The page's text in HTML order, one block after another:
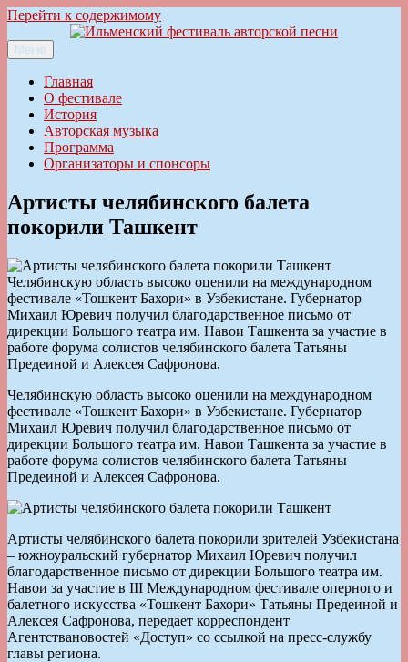
Перейти к содержимому
Ильменский фестиваль авторской песни
Меню
Главная
О фестивале
История
Авторская музыка
Программа
Организаторы и спонсоры
Артисты челябинского балета
покорили Ташкент
Челябинскую область высоко оценили на международном
фестивале «Тошкент Бахори» в Узбекистане. Губернатор
Михаил Юревич получил благодарственное письмо от
дирекции Большого театра им. Навои Ташкента за участие в
работе форума солистов челябинского балета Татьяны
Предеиной и Алексея Сафронова.
Челябинскую область высоко оценили на международном
фестивале «Тошкент Бахори» в Узбекистане. Губернатор
Михаил Юревич получил благодарственное письмо от
дирекции Большого театра им. Навои Ташкента за участие в
работе форума солистов челябинского балета Татьяны
Предеиной и Алексея Сафронова.
Артисты челябинского балета покорили зрителей Узбекистана
– южноуральский губернатор Михаил Юревич получил
благодарственное письмо от дирекции Большого театра им.
Навои за участие в III Международном фестивале оперного и
балетного искусства «Тошкент Бахори» Татьяны Предеиной и
Алексея Сафронова, передает корреспондент
Агентствановостей «Доступ» со ссылкой на пресс-службу
главы региона.